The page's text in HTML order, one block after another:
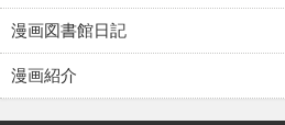
漫画図書館日記
漫画紹介